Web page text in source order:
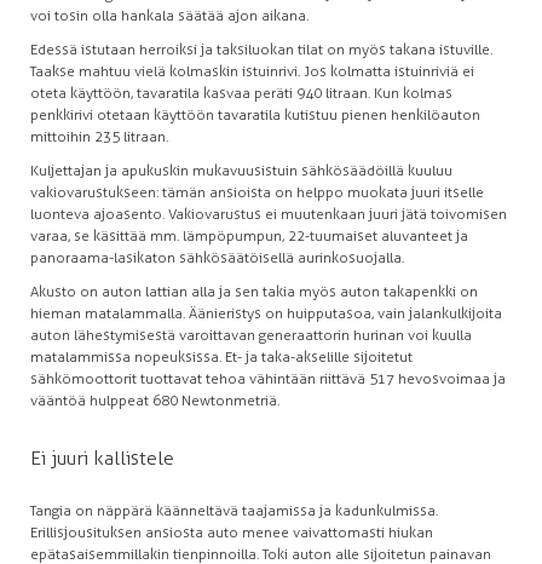
voi tosin olla hankala säätää ajon aikana.
Edessä istutaan herroiksi ja taksiluokan tilat on myös takana istuville.
Taakse mahtuu vielä kolmaskin istuinrivi. Jos kolmatta istuinriviä ei
oteta käyttöön, tavaratila kasvaa peräti 940 litraan. Kun kolmas
penkkirivi otetaan käyttöön tavaratila kutistuu pienen henkilöauton
mittoihin 235 litraan.
Kuljettajan ja apukuskin mukavuusistuin sähkösäädöillä kuuluu
vakiovarustukseen: tämän ansioista on helppo muokata juuri itselle
luonteva ajoasento. Vakiovarustus ei muutenkaan juuri jätä toivomisen
varaa, se käsittää mm. lämpöpumpun, 22-tuumaiset aluvanteet ja
panoraama-lasikaton sähkösäätöisellä aurinkosuojalla.
Akusto on auton lattian alla ja sen takia myös auton takapenkki on
hieman matalammalla. Äänieristys on huipputasoa, vain jalankulkijoita
auton lähestymisestä varoittavan generaattorin hurinan voi kuulla
matalammissa nopeuksissa. Et- ja taka-akselille sijoitetut
sähkömoottorit tuottavat tehoa vähintään riittävä 517 hevosvoimaa ja
vääntöä hulppeat 680 Newtonmetriä.
Ei juuri kallistele
Tangia on näppärä käänneltävä taajamissa ja kadunkulmissa.
Erillisjousituksen ansiosta auto menee vaivattomasti hiukan
epätasaisemmillakin tienpinnoilla. Toki auton alle sijoitetun painavan